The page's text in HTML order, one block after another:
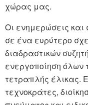
χώρας μας.
Οι ενημερώσεις
σε ένα ευρύτερο
διαδραστικών
ενεργοποίηση όλων
τετραπλής έλικας.
τεχνοκράτες,